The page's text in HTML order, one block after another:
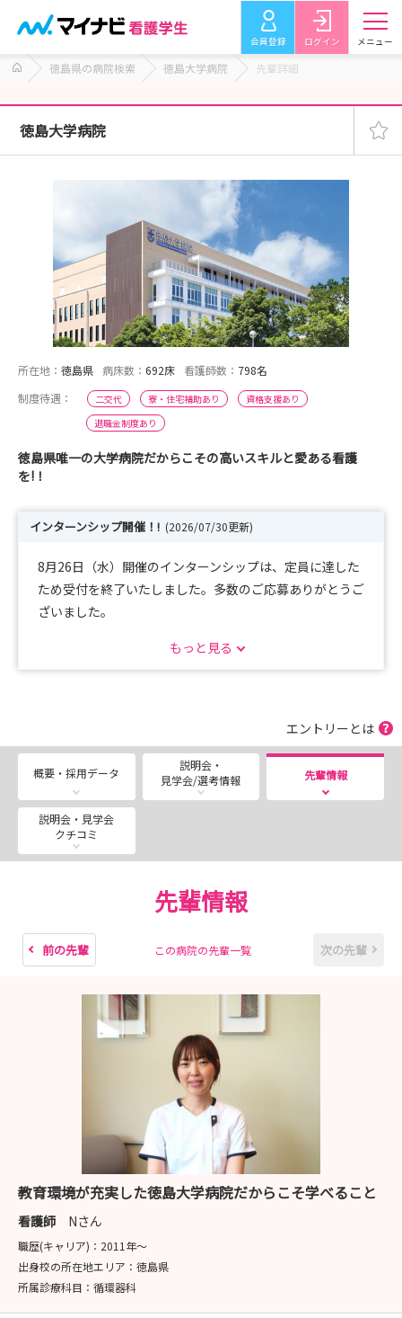
会員登録 ログイン メニュー
徳島県の病院検索 徳島大学病院 先輩詳細
徳島大学病院
所在地： 徳島県 病床数： 692床 看護師数： 798名
制度待遇：
二交代 寮・住宅補助あり
資格支援あり
退職金制度あり
徳島県唯一の大学病院だからこその高いスキルと愛ある看護
を!！
インターンシップ開催！! (2026/07/30更新)
8月26日（水）開催のインターンシップは、定員に達した
ため受付を終了いたしました。多数のご応募ありがとうご
ざいました。
もっと見る
エントリーとは
概要・採用データ
説明会・
見学会/選考情報
先輩情報
説明会・見学会
クチコミ
先輩情報
前の先輩 この病院の先輩一覧 次の先輩
教育環境が充実した徳島大学病院だからこそ学べること
看護師 Nさん
職歴(キャリア)： 2011年〜
出身校の所在地エリア： 徳島県
所属診療科目： 循環器科